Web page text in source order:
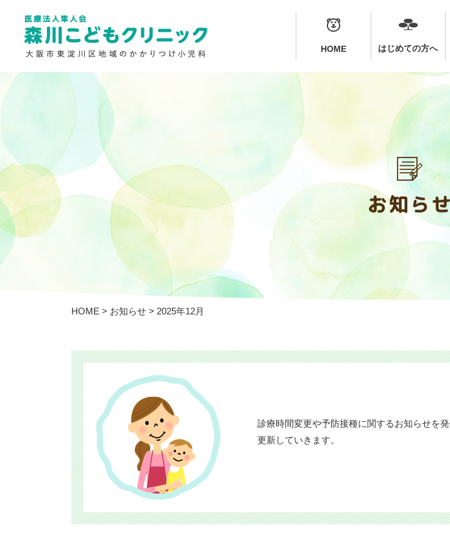
HOME はじめての方へ
お知らせ
HOME > お知らせ > 2025年12月
診療時間変更や予防接種に関するお知らせを
更新していきます。